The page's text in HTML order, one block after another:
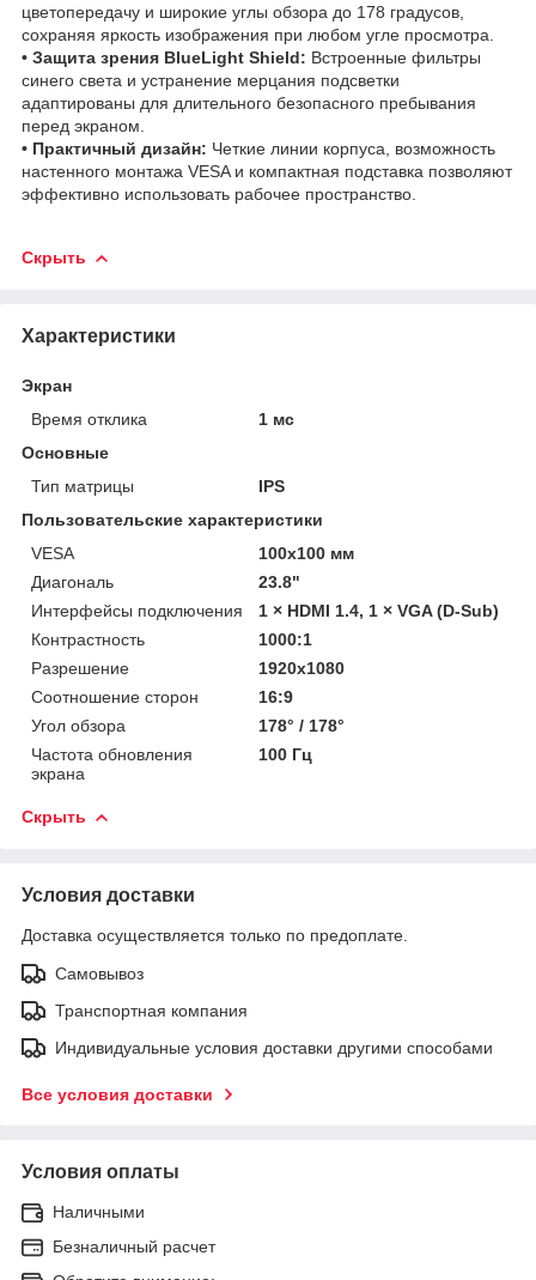
цветопередачу и широкие углы обзора до 178 градусов,
сохраняя яркость изображения при любом угле просмотра.
• Защита зрения BlueLight Shield: Встроенные фильтры
синего света и устранение мерцания подсветки
адаптированы для длительного безопасного пребывания
перед экраном.
• Практичный дизайн: Четкие линии корпуса, возможность
настенного монтажа VESA и компактная подставка позволяют
эффективно использовать рабочее пространство.
Скрыть
Характеристики
Экран
Время отклика
1 мс
Основные
Тип матрицы
IPS
Пользовательские характеристики
VESA
100x100 мм
Диагональ
23.8"
Интерфейсы подключения
1 × HDMI 1.4, 1 × VGA (D-Sub)
Контрастность
1000:1
Разрешение
1920x1080
Соотношение сторон
16:9
Угол обзора
178° / 178°
Частота обновления
экрана
100 Гц
Скрыть
Условия доставки
Доставка осуществляется только по предоплате.
Самовывоз
Транспортная компания
Индивидуальные условия доставки другими способами
Все условия доставки
Условия оплаты
Наличными
Безналичный расчет